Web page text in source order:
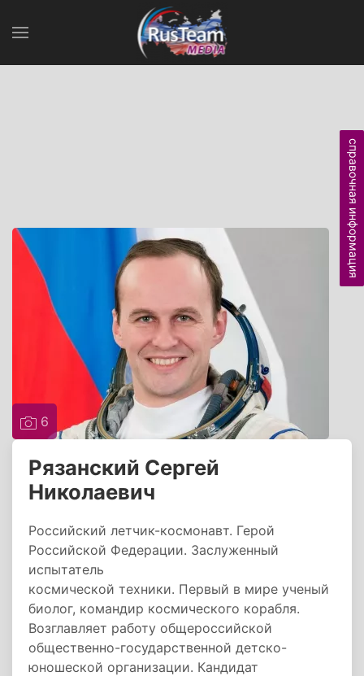
6
Рязанский Сергей
Николаевич
Российский летчик-космонавт. Герой
Российской Федерации. Заслуженный
испытатель
космической техники. Первый в мире ученый
биолог, командир космического корабля.
Возглавляет работу общероссийской
общественно-государственной детско-
юношеской организации. Кандидат
справочная информация